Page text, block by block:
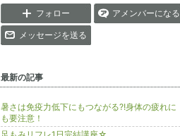
フォロー アメンバーになる
メッセージを送る
最新の記事
暑さは免疫力低下にもつながる?!身体の疲れに
も要注意！